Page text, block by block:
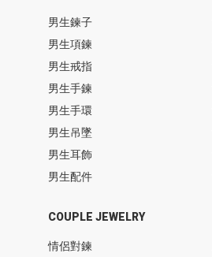
男生鍊子
男生項鍊
男生戒指
男生手鍊
男生手環
男生吊墜
男生耳飾
男生配件
COUPLE JEWELRY
情侶對鍊